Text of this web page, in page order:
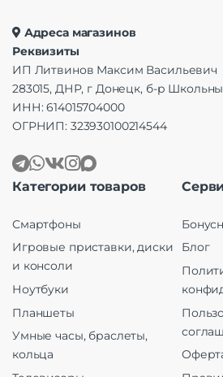
Адреса магазинов
Реквизиты
ИП Литвинов Максим Васильевич
283015, ДНР, г Донецк, б-р
ИНН: 614015704000
ОГРНИП: 323930100214544
Категории товаров
Смартфоны
Игровые приставки, диски
и консоли
Ноутбуки
Планшеты
Умные часы, браслеты,
кольца
Блог